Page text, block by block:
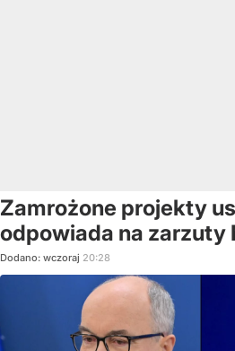
Zamrożone projekty
odpowiada na zarzuty
Dodano: wczoraj 20:28